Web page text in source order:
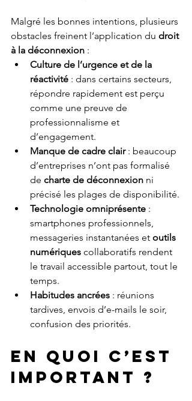
Malgré les bonnes intentions, plusieurs
obstacles freinent l’application du droit
à la déconnexion :
Culture de l’urgence et de la
réactivité : dans certains secteurs,
répondre rapidement est perçu
comme une preuve de
professionnalisme et
d’engagement.
Manque de cadre clair : beaucoup
d’entreprises n’ont pas formalisé
de charte de déconnexion ni
précisé les plages de disponibilité.
Technologie omniprésente :
smartphones professionnels,
messageries instantanées et outils
numériques collaboratifs rendent
le travail accessible partout, tout le
temps.
Habitudes ancrées : réunions
tardives, envois d’e-mails le soir,
confusion des priorités.
EN QUOI C’EST
IMPORTANT ?